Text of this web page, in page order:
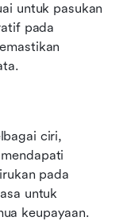
untuk pasukan
pada
ciri,
pada
untuk
keupayaan.